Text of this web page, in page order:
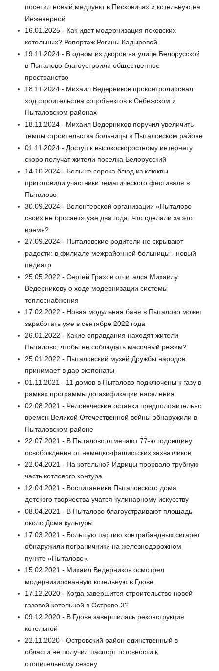
посетил новый медпункт в Писковичах и котельную на
Инженерной
16.01.2025 - Как идет модернизация псковских
котельных? Репортаж Регины Кадыровой
19.11.2024 - В одном из дворов на улице Белорусской
в Пыталово благоустроили общественное
пространство
18.11.2024 - Михаил Ведерников проконтролировал
ход строительства соцобъектов в Себежском и
Пыталовском районах
18.11.2024 - Михаил Ведерников поручил увеличить
темпы строительства больницы в Пыталовском районе
01.11.2024 - Доступ к высокоскоростному интернету
скоро получат жители поселка Белорусский
14.10.2024 - Больше сорока блюд из клюквы
приготовили участники тематического фестиваля в
Пыталово
30.09.2024 - Волонтерской организации «Пыталово
своих не бросает» уже два года. Что сделали за это
время?
27.09.2024 - Пыталовские родители не скрывают
радости: в филиале межрайонной больницы - новый
педиатр
25.05.2022 - Сергей Грахов отчитался Михаилу
Ведерникову о ходе модернизации системы
теплоснабжения
17.02.2022 - Новая модульная баня в Пыталово может
заработать уже в сентябре 2022 года
26.01.2022 - Какие оправдания находят жители
Пыталово, чтобы не соблюдать масочный режим?
25.01.2022 - Пыталовский музей Дружбы народов
принимает в дар экспонаты
01.11.2021 - 11 домов в Пыталово подключены к газу в
рамках программы догазификации населения
02.08.2021 - Человеческие останки предположительно
времен Великой Отечественной войны обнаружили в
Пыталовском районе
22.07.2021 - В Пыталово отмечают 77-ю годовщину
освобождения от немецко-фашистских захватчиков
22.04.2021 - На котельной Идрицы прорвало трубную
часть котлового контура
12.04.2021 - Воспитанники Пыталовского дома
детского творчества учатся кулинарному искусству
08.04.2021 - В Пыталово благоустраивают площадь
около Дома культуры
17.03.2021 - Большую партию контрабандных сигарет
обнаружили пограничники на железнодорожном
пункте «Пыталово»
15.02.2021 - Михаил Ведерников осмотрел
модернизированную котельную в Гдове
17.12.2020 - Когда завершится строительство новой
газовой котельной в Острове-3?
09.12.2020 - В Гдове завершилась реконструкция
котельной
22.11.2020 - Островский район единственный в
области не получил паспорт готовности к
отопительному сезону